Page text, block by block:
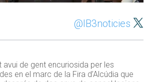
@IB3noticies
avui de gent encuriosida per les
en el marc de la Fira d’Alcúdia que